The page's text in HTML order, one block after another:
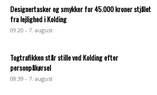
Designertasker og smykker for 45.000 kroner stjålet
fra lejlighed i Kolding
09:20 - 7. august
Togtrafikken står stille ved Kolding efter
personpåkørsel
08:39 - 7. august